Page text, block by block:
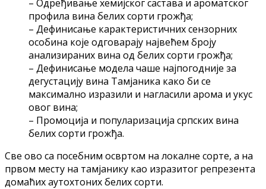
– Одређивање хемијског састава и ароматског
профила вина белих сорти грожђа;
– Дефинисање карактеристичних сензорних
особина које одговарају највећем броју
анализираних вина од белих сорти грожђа;
– Дефинисање модела чаше најпогодније за
дегустацију вина Тамјаника како би се
максимално изразили и нагласили арома и укус
овог вина;
– Промоција и популаризација српских вина
белих сорти грожђа.
Све ово са посебним освртом на локалне сорте, а на
првом месту на тамјанику као изразитог репрезента
домаћих аутохтоних белих сорти.